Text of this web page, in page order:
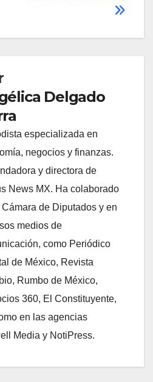
Delgado
especializada en
negocios y finanzas.
y directora de
News MX. Ha colaborado
de Diputados y en
medios de
como Periódico
de México, Revista
Rumbo de México,
360, El Constituyente,
en las agencias
Media y NotiPress.